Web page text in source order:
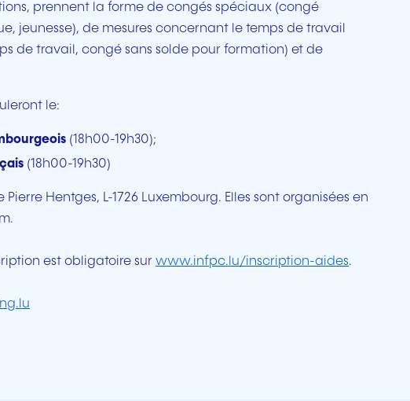
prennent la forme de congés spéciaux (congé
jeunesse), de mesures concernant le temps de travail
de travail, congé sans solde pour formation) et de
le:
(18h00-19h30);
(18h00-19h30)
Hentges, L-1726 Luxembourg. Elles sont organisées en
est obligatoire sur www.infpc.lu/inscription-aides.